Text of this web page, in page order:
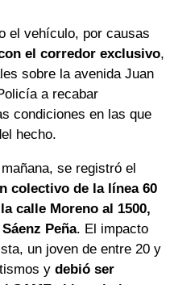
el vehículo, por causas
el corredor exclusivo,
sobre la avenida Juan
a recabar
condiciones en las que
hecho.
se registró el
colectivo de la línea 60
calle Moreno al 1500,
Peña. El impacto
un joven de entre 20 y
y debió ser